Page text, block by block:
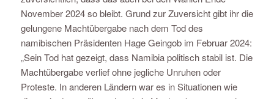
November 2024 so bleibt. Grund zur Zuversicht gibt ihr die
gelungene Machtübergabe nach dem Tod des
namibischen Präsidenten Hage Geingob im Februar 2024:
„Sein Tod hat gezeigt, dass Namibia politisch stabil ist. Die
Machtübergabe verlief ohne jegliche Unruhen oder
Proteste. In anderen Ländern war es in Situationen wie